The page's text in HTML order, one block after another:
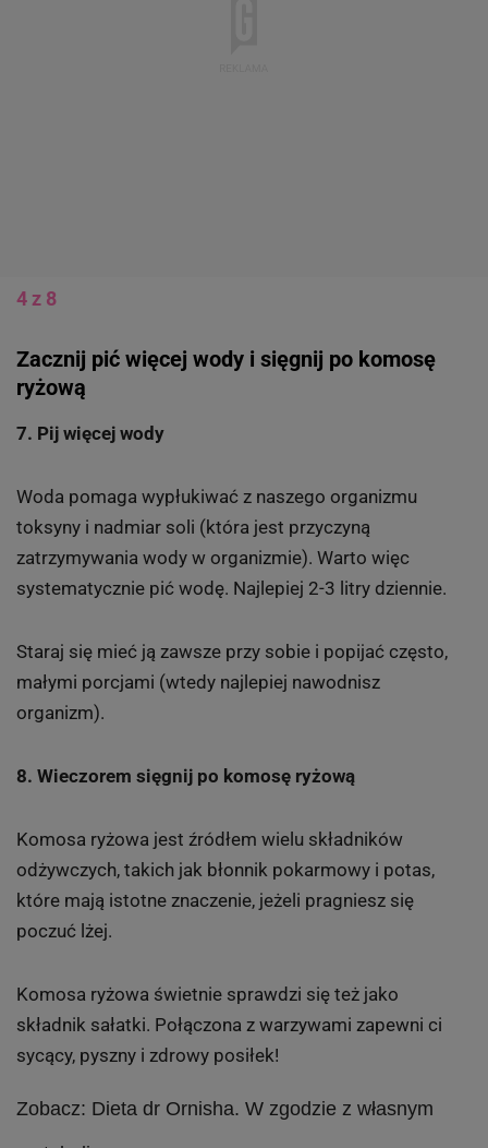
4 z 8
Zacznij pić więcej wody i sięgnij po komosę
ryżową
7. Pij więcej wody
Woda pomaga wypłukiwać z naszego organizmu
toksyny i nadmiar soli (która jest przyczyną
zatrzymywania wody w organizmie). Warto więc
systematycznie pić wodę. Najlepiej 2-3 litry dziennie.
Staraj się mieć ją zawsze przy sobie i popijać często,
małymi porcjami (wtedy najlepiej nawodnisz
organizm).
8. Wieczorem sięgnij po komosę ryżową
Komosa ryżowa jest źródłem wielu składników
odżywczych, takich jak błonnik pokarmowy i potas,
które mają istotne znaczenie, jeżeli pragniesz się
poczuć lżej.
Komosa ryżowa świetnie sprawdzi się też jako
składnik sałatki. Połączona z warzywami zapewni ci
sycący, pyszny i zdrowy posiłek!
Zobacz: Dieta dr Ornisha. W zgodzie z własnym